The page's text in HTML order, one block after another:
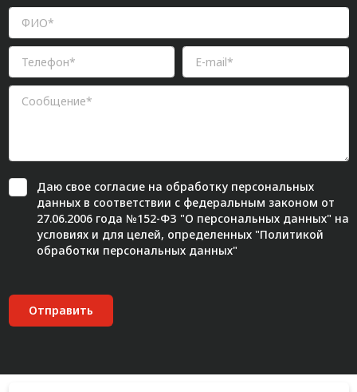
Даю свое согласиена обработку персональных
данных в соответствии с федеральным законом от
27.06.2006 года №152-ФЗ "О персональных данных" на
условиях и для целей, определенных "Политикой
обработки персональных данных"
Отправить